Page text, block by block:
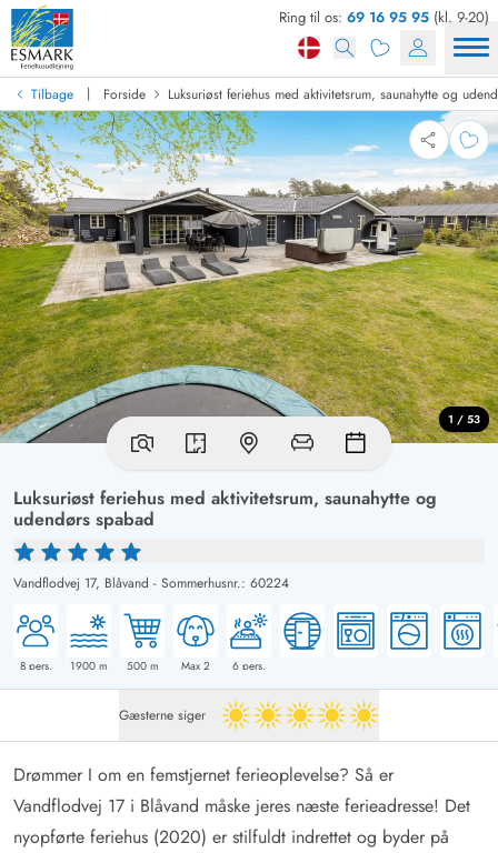
Ring til os: 69 16 95 95 (kl. 9-20)
Tilbage | Forside Luksuriøst feriehus med aktivitetsrum, saunahytte og
Luksuriøst feriehus med aktivitetsrum, saunahytte og
udendørs spabad
Vandflodvej 17, Blåvand - Sommerhusnr.: 60224
8pers. 1900 m 500m Max 2 6 pers.
1 / 53
Gæsterne siger 5 ud af 5
Drømmer I om en femstjernet ferieoplevelse? Så er
Vandflodvej 17 i Blåvand måske jeres næste ferieadresse! Det
nyopførte feriehus (2020) er stilfuldt indrettet og byder på